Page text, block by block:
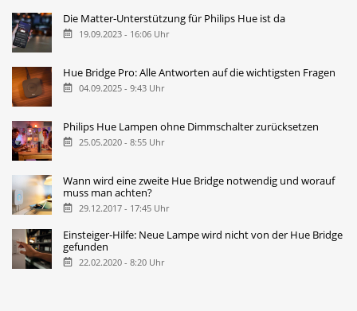
Die Matter-Unterstützung für Philips Hue ist da
19.09.2023 - 16:06 Uhr
Hue Bridge Pro: Alle Antworten auf die wichtigsten Fragen
04.09.2025 - 9:43 Uhr
Philips Hue Lampen ohne Dimmschalter zurücksetzen
25.05.2020 - 8:55 Uhr
Wann wird eine zweite Hue Bridge notwendig und worauf
muss man achten?
29.12.2017 - 17:45 Uhr
Einsteiger-Hilfe: Neue Lampe wird nicht von der Hue Bridge
gefunden
22.02.2020 - 8:20 Uhr